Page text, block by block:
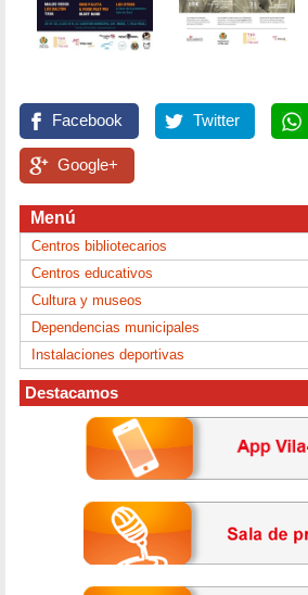
Facebook Twitter
Google+
Menú
Centros bibliotecarios
Centros educativos
Cultura y museos
Dependencias municipales
Instalaciones deportivas
Destacamos